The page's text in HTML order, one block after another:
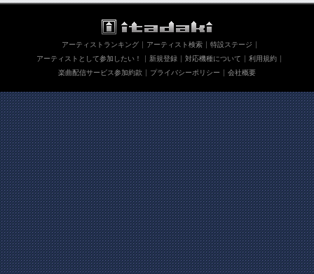
アーティストランキング アーティスト検索
特設ステージ
アーティストとして参加したい！
新規登録 対応機種について
利用規約
楽曲配信サービス参加約款
プライバシーポリシー 会社概要